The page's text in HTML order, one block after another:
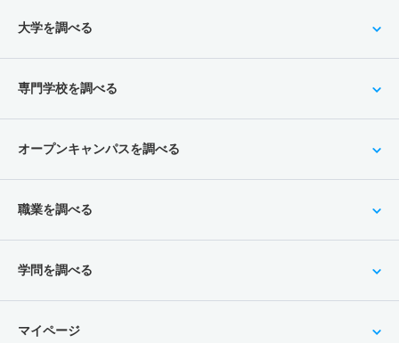
大学を調べる
専門学校を調べる
オープンキャンパスを調べる
職業を調べる
学問を調べる
マイページ